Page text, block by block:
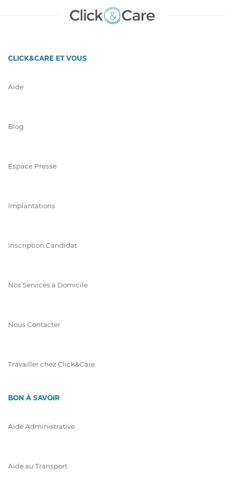
CLICK&CARE ET VOUS
Aide
Blog
Espace Presse
Implantations
Inscription Candidat
Nos Services à Domicile
Nous Contacter
Travailler chez Click&Care
BON À SAVOIR
Aide Administrative
Aide au Transport